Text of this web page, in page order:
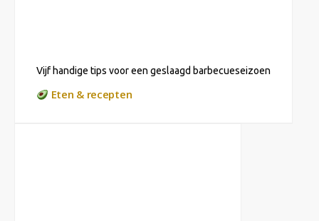
Vijf handige tips voor een geslaagd barbecueseizoen
Eten & recepten